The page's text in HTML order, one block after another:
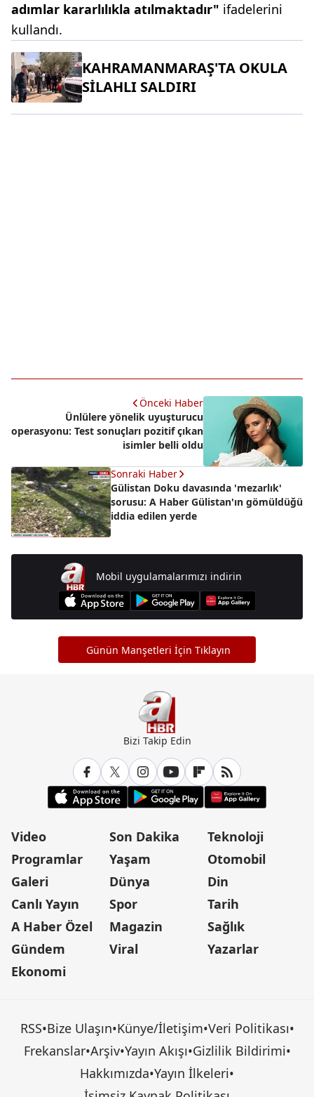
adımlar kararlılıkla atılmaktadır" ifadelerini
kullandı.
KAHRAMANMARAŞ'TA OKULA
SİLAHLI SALDIRI
Önceki Haber
Ünlülere yönelik uyuşturucu
operasyonu: Test sonuçları pozitif çıkan
isimler belli oldu
Sonraki Haber
Gülistan Doku davasında 'mezarlık'
sorusu: A Haber Gülistan'ın gömüldüğü
iddia edilen yerde
Mobil uygulamalarımızı indirin
Günün Manşetleri İçin Tıklayın
Bizi Takip Edin
Video
Programlar
Galeri
Canlı Yayın
A Haber Özel
Gündem
Ekonomi
Son Dakika
Yaşam
Dünya
Spor
Magazin
Viral
Teknoloji
Otomobil
Din
Tarih
Sağlık
Yazarlar
RSS•Bize Ulaşın•Künye/İletişim•Veri Politikası•
Frekanslar•Arşiv•Yayın Akışı•Gizlilik Bildirimi•
Hakkımızda•Yayın İlkeleri•